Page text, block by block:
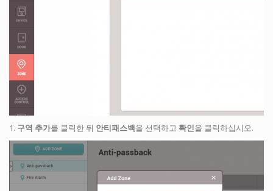
1. 구역 추가를 클릭한 뒤 안티패스백을 선택하고 확인을 클릭하십시오.